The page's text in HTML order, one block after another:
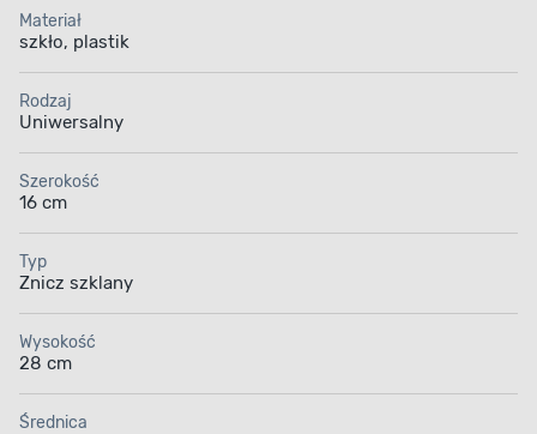
Materiał
szkło, plastik
Rodzaj
Uniwersalny
Szerokość
16 cm
Typ
Znicz szklany
Wysokość
28 cm
Średnica